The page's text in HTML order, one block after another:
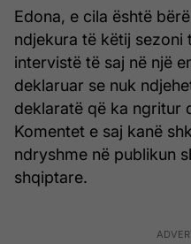
Edona, e cila është
ndjekura të këtij sezoni
intervistë të saj në një
deklaruar se nuk
deklaratë që ka ngritur
Komentet e saj kanë
ndryshme në publikun
shqiptare.